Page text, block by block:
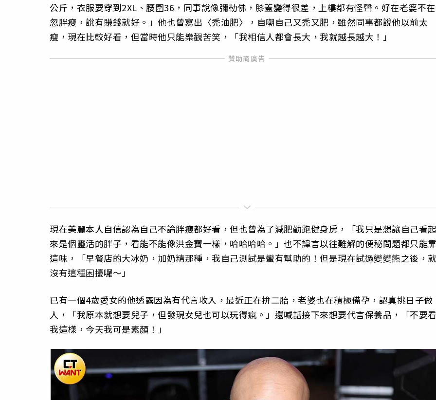
公斤，衣服要穿到2XL、腰圍36，同事說像彌勒佛，膝蓋變得很差，上樓都有怪聲。好在老婆不在
忽胖瘦，說有賺錢就好。」他也曾寫出〈禿油肥〉，自嘲自己又禿又肥，雖然同事都說他以前太
瘦，現在比較好看，但當時他只能樂觀苦笑，「我相信人都會長大，我就越長越大！」
現在美麗本人自信認為自己不論胖瘦都好看，但也曾為了減肥勤跑健身房，「我只是想讓自己看
來是個靈活的胖子，看能不能像洪金寶一樣，哈哈哈哈。」也不諱言以往難解的便秘問題都只能
這味，「早餐店的大冰奶，加奶精那種，我自己測試是蠻有幫助的！但是現在試過變變熊之後，
沒有這種困擾囉～」
已有一個4歲愛女的他透露因為有代言收入，最近正在拚二胎，老婆也在積極備孕，認真挑日子做
人，「我原本就想要兒子，但發現女兒也可以玩得瘋。」還喊話接下來想要代言保養品，「不要
我這樣，今天我可是素顏！」